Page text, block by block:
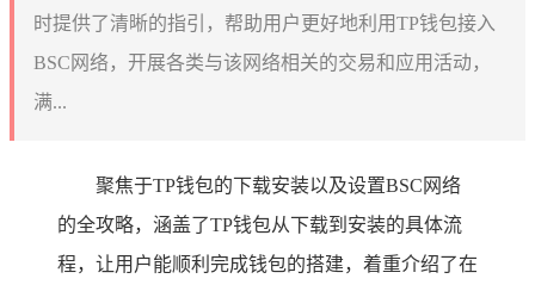
时提供了清晰的指引，帮助用户更好地利用TP钱包接入
BSC网络，开展各类与该网络相关的交易和应用活动，
满...
聚焦于TP钱包的下载安装以及设置BSC网络
的全攻略，涵盖了TP钱包从下载到安装的具体流
程，让用户能顺利完成钱包的搭建，着重介绍了在